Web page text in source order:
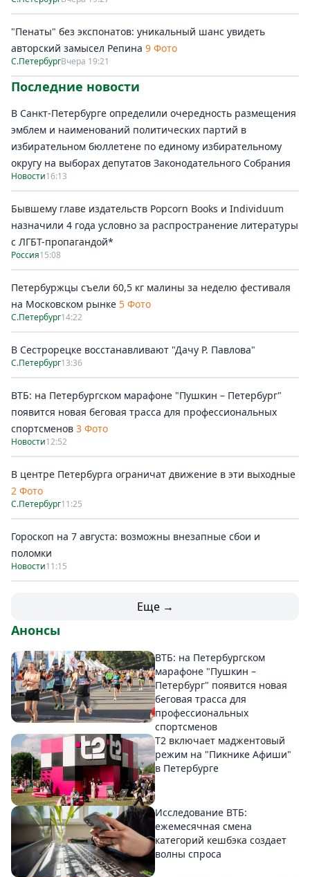
"Пенаты" без экспонатов: уникальный шанс увидеть
авторский замысел Репина 9 Фото
С.ПетербургВчера 19:21
Последние новости
В Санкт-Петербурге определили очередность размещения
эмблем и наименований политических партий в
избирательном бюллетене по единому избирательному
округу на выборах депутатов Законодательного Собрания
Новости16:13
Бывшему главе издательств Popcorn Books и Individuum
назначили 4 года условно за распространение литературы
с ЛГБТ-пропагандой*
Россия15:08
Петербуржцы съели 60,5 кг малины за неделю фестиваля
на Московском рынке 5 Фото
С.Петербург14:22
В Сестрорецке восстанавливают "Дачу Р. Павлова"
С.Петербург13:36
ВТБ: на Петербургском марафоне "Пушкин – Петербург"
появится новая беговая трасса для профессиональных
спортсменов 3 Фото
Новости12:52
В центре Петербурга ограничат движение в эти выходные
2 Фото
С.Петербург11:25
Гороскоп на 7 августа: возможны внезапные сбои и
поломки
Новости11:15
Еще →
Анонсы
ВТБ: на Петербургском
марафоне "Пушкин –
Петербург" появится новая
беговая трасса для
профессиональных
спортсменов
Т2 включает маджентовый
режим на "Пикнике Афиши"
в Петербурге
Исследование ВТБ:
ежемесячная смена
категорий кешбэка создает
волны спроса